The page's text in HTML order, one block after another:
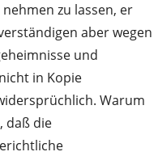
zu lassen, er
aber wegen
und
in Kopie
Warum
daß die